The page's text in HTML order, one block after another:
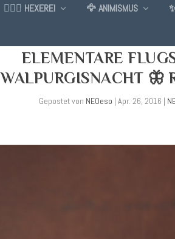
🧙🏼‍♂️ HEXEREI 🦅 ANIMISMUS
ELEMENTARE
WALPURGISNACHT 🦋
Gepostet von NEOeso |Apr. 26, 2016 |